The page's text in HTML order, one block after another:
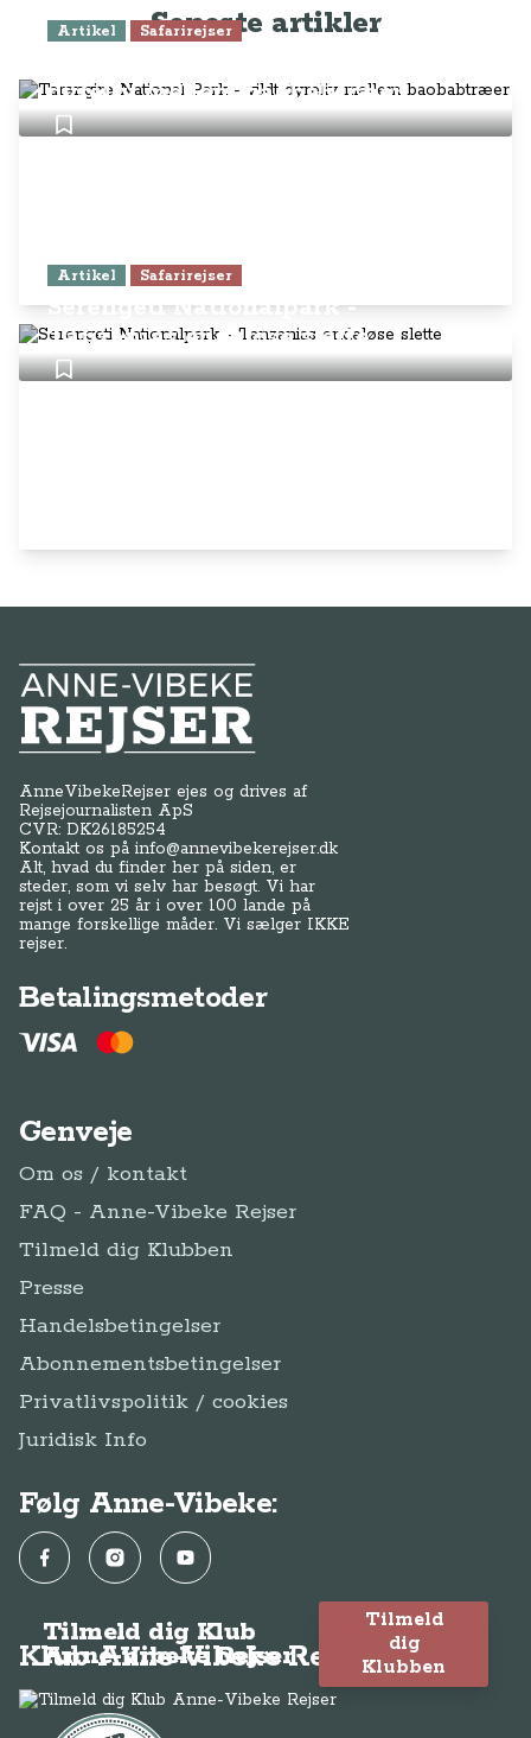
Seneste artikler
Artikel Safarirejser
dyreliv mellem baobabtræer
Artikel Safarirejser
Serengeti Nationalpark -
Tanzanias endeløse slette
Anne-Vibeke Rejser
AnneVibekeRejser ejes og drives af
Rejsejournalisten ApS
CVR: DK26185254
Kontakt os påinfo@annevibekerejser.dk
Alt, hvad du finder her på siden, er
steder, som vi selv har besøgt. Vi har
rejst i over 25 år i over 100 lande på
mange forskellige måder. Vi sælger IKKE
rejser.
Betalingsmetoder
Genveje
Om os / kontakt
FAQ - Anne-Vibeke Rejser
Tilmeld dig Klubben
Presse
Handelsbetingelser
Abonnementsbetingelser
Privatlivspolitik / cookies
Juridisk Info
Følg Anne-Vibeke:
FacebookInstagramYouTube
Klub Anne-Vibeke Rejser
Tilmeld dig Klub
Anne-Vibeke Rejser
Tilmeld
dig
Klubben